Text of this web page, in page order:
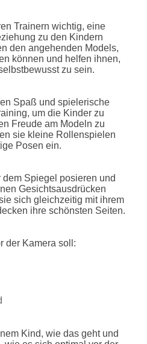
Trainern wichtig, eine
zu den Kindern
den angehenden Models,
können und helfen ihnen,
zu sein.
Spaß und spielerische
um die Kinder zu
Freude am Modeln zu
sie kleine Rollenspielen
Posen ein.
Spiegel posieren und
Gesichtsausdrücken
sich gleichzeitig mit ihrem
ihre schönsten Seiten.
der Kamera soll:
Kind, wie das geht und